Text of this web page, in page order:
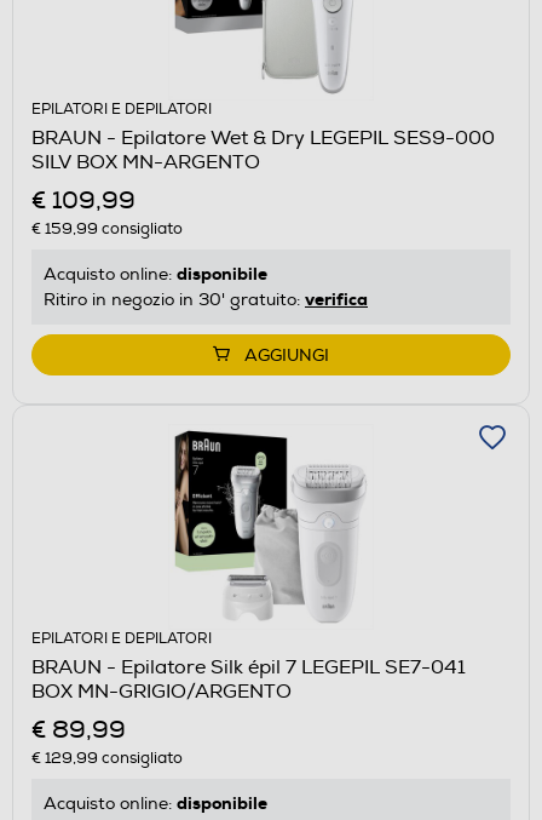
EPILATORI E DEPILATORI
BRAUN - Epilatore Wet & Dry LEGEPIL SES9-000
SILV BOX MN-ARGENTO
€ 109,99
€ 159,99 consigliato
Acquisto online: disponibile
Ritiro in negozio in 30' gratuito: verifica
AGGIUNGI
EPILATORI E DEPILATORI
BRAUN - Epilatore Silk épil 7 LEGEPIL SE7-041
BOX MN-GRIGIO/ARGENTO
€ 89,99
€ 129,99 consigliato
Acquisto online: disponibile